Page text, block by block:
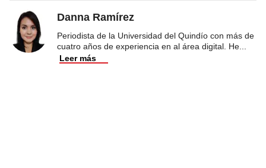
Danna Ramírez
Periodista de la Universidad del Quindío con más de
cuatro años de experiencia en al área digital. He
Leer más